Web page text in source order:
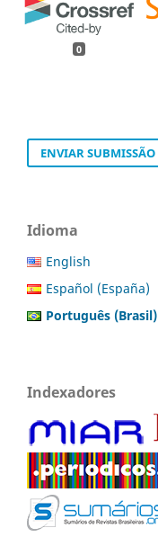
0
ENVIAR SUBMISSÃO
Idioma
English
Español (España)
Português (Brasil)
Indexadores